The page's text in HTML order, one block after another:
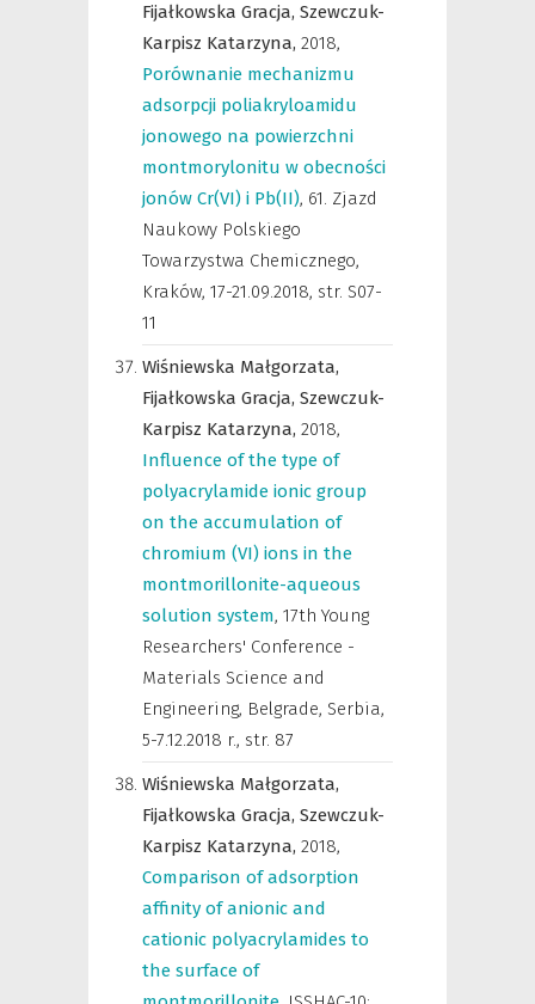
Fijałkowska Gracja, Szewczuk-
Karpisz Katarzyna, 2018,
Porównanie mechanizmu
adsorpcji poliakryloamidu
jonowego na powierzchni
montmorylonitu w obecności
jonów Cr(VI) i Pb(II), 61. Zjazd
Naukowy Polskiego
Towarzystwa Chemicznego,
Kraków, 17-21.09.2018, str. S07-
11
Wiśniewska Małgorzata,
Fijałkowska Gracja, Szewczuk-
Karpisz Katarzyna, 2018,
Influence of the type of
polyacrylamide ionic group
on the accumulation of
chromium (VI) ions in the
montmorillonite-aqueous
solution system, 17th Young
Researchers' Conference -
Materials Science and
Engineering, Belgrade, Serbia,
5-7.12.2018 r., str. 87
Wiśniewska Małgorzata,
Fijałkowska Gracja, Szewczuk-
Karpisz Katarzyna, 2018,
Comparison of adsorption
affinity of anionic and
cationic polyacrylamides to
the surface of